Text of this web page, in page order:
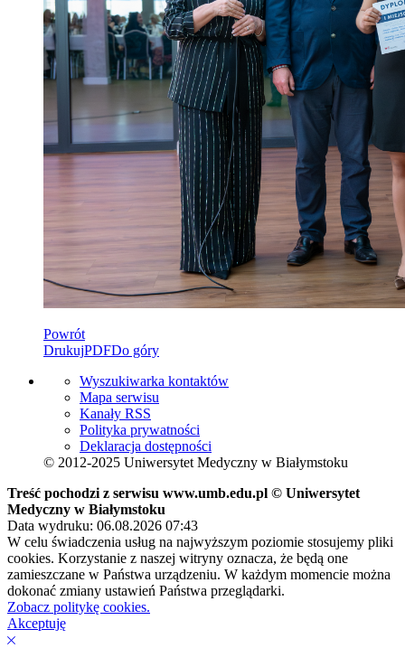
Powrót
DrukujPDFDo góry
Wyszukiwarka kontaktów
Mapa serwisu
Kanały RSS
Polityka prywatności
Deklaracja dostępności
© 2012-2025 Uniwersytet Medyczny w Białymstoku
Treść pochodzi z serwisu www.umb.edu.pl © Uniwersytet
Medyczny w Białymstoku
Data wydruku: 06.08.2026 07:43
W celu świadczenia usług na najwyższym poziomie stosujemy pliki
cookies. Korzystanie z naszej witryny oznacza, że będą one
zamieszczane w Państwa urządzeniu. W każdym momencie można
dokonać zmiany ustawień Państwa przeglądarki.
Zobacz politykę cookies.
Akceptuję